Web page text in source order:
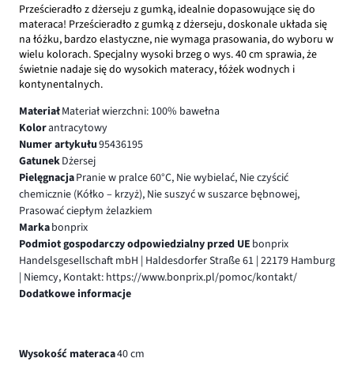
Prześcieradło z dżerseju z gumką, idealnie dopasowujące się do
materaca! Prześcieradło z gumką z dżerseju, doskonale układa się
na łóżku, bardzo elastyczne, nie wymaga prasowania, do wyboru w
wielu kolorach. Specjalny wysoki brzeg o wys. 40 cm sprawia, że
świetnie nadaje się do wysokich materacy, łóżek wodnych i
kontynentalnych.
MateriałMateriał wierzchni: 100% bawełna
Kolorantracytowy
Numer artykułu95436195
GatunekDżersej
PielęgnacjaPranie w pralce 60°C, Nie wybielać, Nie czyścić
chemicznie (Kółko – krzyż), Nie suszyć w suszarce bębnowej,
Prasować ciepłym żelazkiem
Markabonprix
Podmiot gospodarczy odpowiedzialny przed UE bonprix
Handelsgesellschaft mbH | Haldesdorfer Straße 61 | 22179 Hamburg
| Niemcy, Kontakt: https://www.bonprix.pl/pomoc/kontakt/
Dodatkowe informacje
Wysokość materaca40 cm